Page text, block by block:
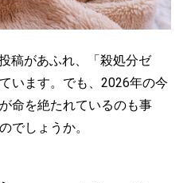
稿があふれ、「殺処分ゼ
います。でも、2026年の今
命を絶たれているのも事
でしょうか。